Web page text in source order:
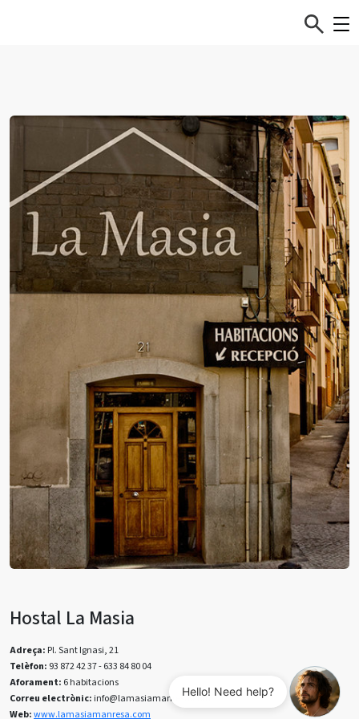
Hostal La Masia
Adreça: Pl. Sant Ignasi, 21
Telèfon: 93 872 42 37 - 633 84 80 04
Aforament: 6 habitacions
Correu electrònic: info@lamasiamanresa.com
Web:www.lamasiamanresa.com
Hello! Need help?